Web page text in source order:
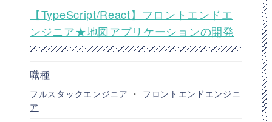
【TypeScript/React】フロントエンドエ
ンジニア★地図アプリケーションの開発
職種
フルスタックエンジニア ・ フロントエンドエンジニ
ア